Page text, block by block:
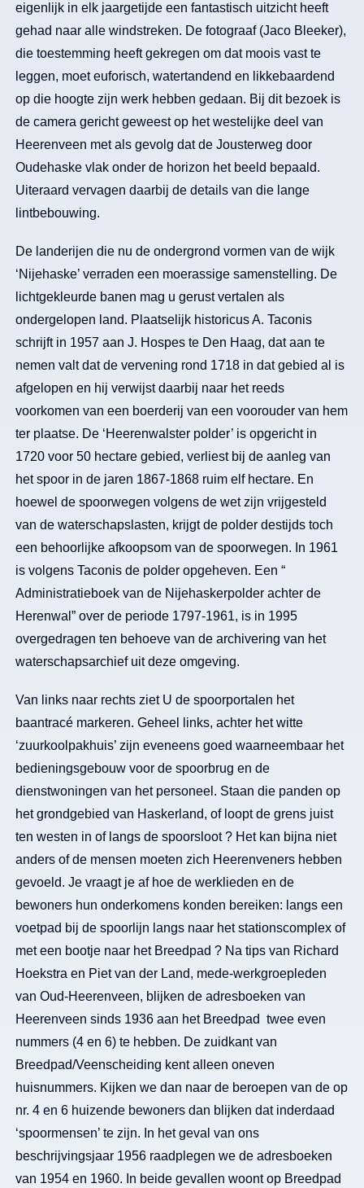
eigenlijk in elk jaargetijde een fantastisch uitzicht heeft
gehad naar alle windstreken. De fotograaf (Jaco Bleeker),
die toestemming heeft gekregen om dat moois vast te
leggen, moet euforisch, watertandend en likkebaardend
op die hoogte zijn werk hebben gedaan. Bij dit bezoek is
de camera gericht geweest op het westelijke deel van
Heerenveen met als gevolg dat de Jousterweg door
Oudehaske vlak onder de horizon het beeld bepaald.
Uiteraard vervagen daarbij de details van die lange
lintbebouwing.
De landerijen die nu de ondergrond vormen van de wijk
‘Nijehaske’ verraden een moerassige samenstelling. De
lichtgekleurde banen mag u gerust vertalen als
ondergelopen land. Plaatselijk historicus A. Taconis
schrijft in 1957 aan J. Hospes te Den Haag, dat aan te
nemen valt dat de vervening rond 1718 in dat gebied al is
afgelopen en hij verwijst daarbij naar het reeds
voorkomen van een boerderij van een voorouder van hem
ter plaatse. De ‘Heerenwalster polder’ is opgericht in
1720 voor 50 hectare gebied, verliest bij de aanleg van
het spoor in de jaren 1867-1868 ruim elf hectare. En
hoewel de spoorwegen volgens de wet zijn vrijgesteld
van de waterschapslasten, krijgt de polder destijds toch
een behoorlijke afkoopsom van de spoorwegen. In 1961
is volgens Taconis de polder opgeheven. Een “
Administratieboek van de Nijehaskerpolder achter de
Herenwal” over de periode 1797-1961, is in 1995
overgedragen ten behoeve van de archivering van het
waterschapsarchief uit deze omgeving.
Van links naar rechts ziet U de spoorportalen het
baantracé markeren. Geheel links, achter het witte
‘zuurkoolpakhuis’ zijn eveneens goed waarneembaar het
bedieningsgebouw voor de spoorbrug en de
dienstwoningen van het personeel. Staan die panden op
het grondgebied van Haskerland, of loopt de grens juist
ten westen in of langs de spoorsloot ? Het kan bijna niet
anders of de mensen moeten zich Heerenveners hebben
gevoeld. Je vraagt je af hoe de werklieden en de
bewoners hun onderkomens konden bereiken: langs een
voetpad bij de spoorlijn langs naar het stationscomplex of
met een bootje naar het Breedpad ? Na tips van Richard
Hoekstra en Piet van der Land, mede-werkgroepleden
van Oud-Heerenveen, blijken de adresboeken van
Heerenveen sinds 1936 aan het Breedpad twee even
nummers (4 en 6) te hebben. De zuidkant van
Breedpad/Veenscheiding kent alleen oneven
huisnummers. Kijken we dan naar de beroepen van de op
nr. 4 en 6 huizende bewoners dan blijken dat inderdaad
‘spoormensen’ te zijn. In het geval van ons
beschrijvingsjaar 1956 raadplegen we de adresboeken
van 1954 en 1960. In beide gevallen woont op Breedpad